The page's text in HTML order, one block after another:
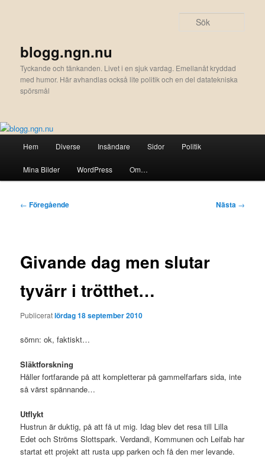
blogg.ngn.nu
Tyckande och tänkanden. Livet i en sjuk vardag. Emellanåt kryddad
med humor. Här avhandlas också lite politik och en del datatekniska
spörsmål
Hem Diverse Insändare Sidor Politik
Mina Bilder WordPress Om…
Inläggsnavigering
← Föregående Nästa →
Givande dag men slutar
tyvärr i trötthet…
Publiceratlördag 18 september 2010
sömn: ok, faktiskt…
Släktforskning
Håller fortfarande på att kompletterar på gammelfarfars sida, inte
så värst spännande…
Utflykt
Hustrun är duktig, på att få ut mig. Idag blev det resa till Lilla
Edet och Ströms Slottspark. Verdandi, Kommunen och Leifab har
startat ett projekt att rusta upp parken och få den mer levande.